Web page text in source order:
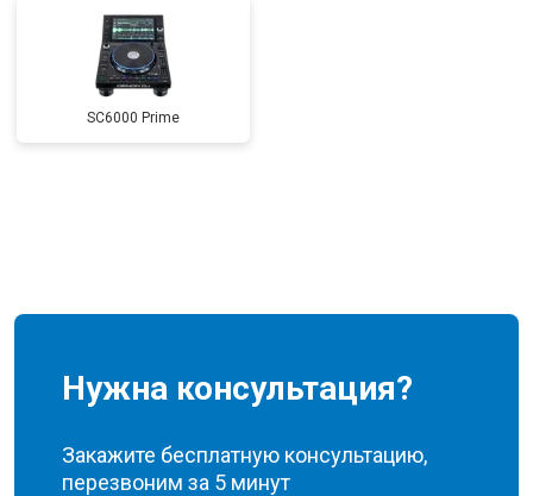
SC6000 Prime
Нужна консультация?
Закажите бесплатную консультацию,
перезвоним за 5 минут